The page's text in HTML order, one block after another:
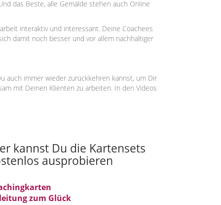
das Beste, alle Gemälde stehen auch Online
interaktiv und interessant. Deine Coachees
damit noch besser und vor allem nachhaltiger
auch immer wieder zurückkehren kannst, um Dir
mit Deinen Klienten zu arbeiten. In den Videos
kannst Du die Kartensets
ausprobieren
zum Glück